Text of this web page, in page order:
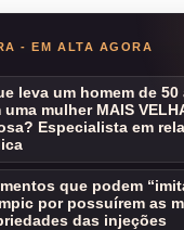
- EM ALTA AGORA
leva um homem de
uma mulher MAIS
Especialista em
que podem
por possuírem as
das injeções